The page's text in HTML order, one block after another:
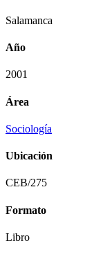
Salamanca
Año
2001
Área
Sociología
Ubicación
CEB/275
Formato
Libro